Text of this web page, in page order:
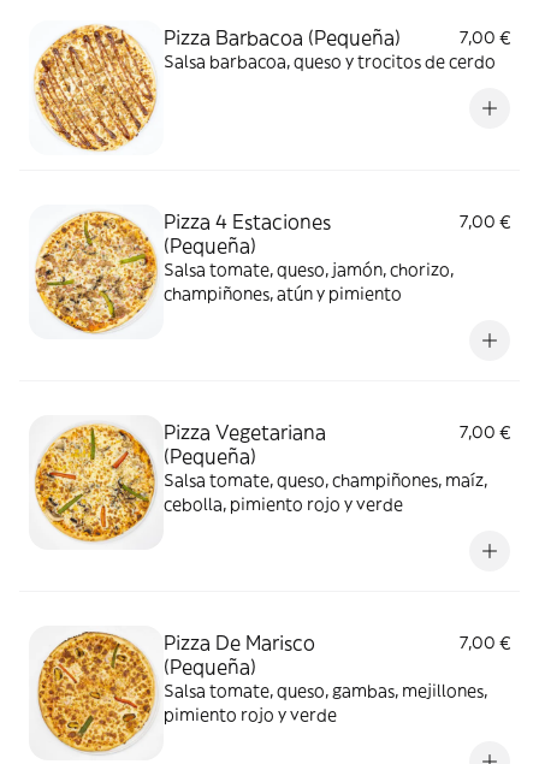
Pizza Barbacoa (Pequeña)
7,00 €
Salsa barbacoa, queso y trocitos de cerdo
Pizza 4 Estaciones
(Pequeña)
7,00 €
Salsa tomate, queso, jamón, chorizo,
champiñones, atún y pimiento
Pizza Vegetariana
(Pequeña)
7,00 €
Salsa tomate, queso, champiñones, maíz,
cebolla, pimiento rojo y verde
Pizza De Marisco
(Pequeña)
7,00 €
Salsa tomate, queso, gambas, mejillones,
pimiento rojo y verde